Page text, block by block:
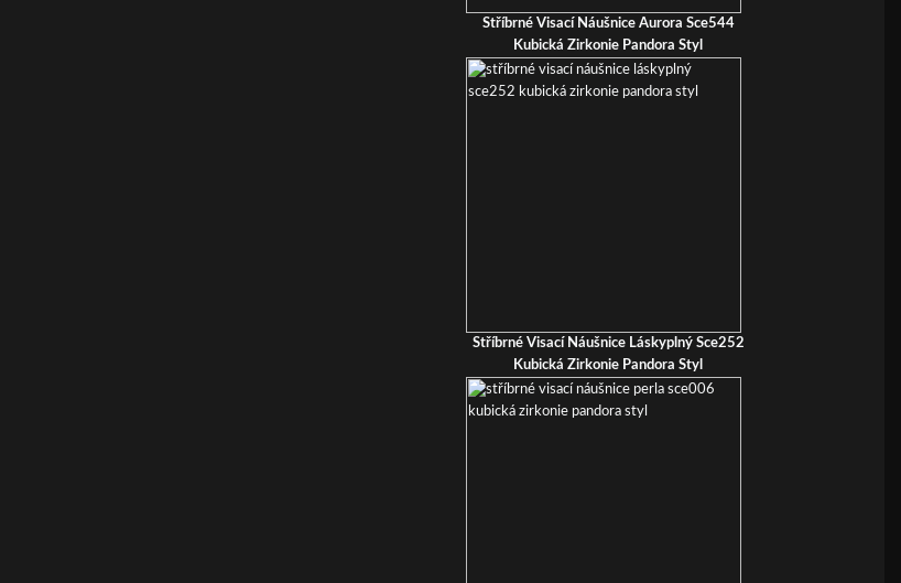
Stříbrné Visací Náušnice Aurora Sce544
Kubická Zirkonie Pandora Styl
Stříbrné Visací Náušnice Láskyplný Sce252
Kubická Zirkonie Pandora Styl